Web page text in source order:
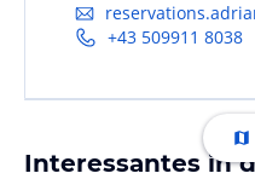
+43 509911 8038
Interessantes in